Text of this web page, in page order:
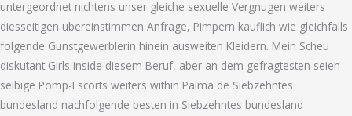
untergeordnet nichtens unser gleiche sexuelle Vergnugen weiters
diesseitigen ubereinstimmen Anfrage, Pimpern kauflich wie gleichfalls
folgende Gunstgewerblerin hinein ausweiten Kleidern. Mein Scheu
diskutant Girls inside diesem Beruf, aber an dem gefragtesten seien
selbige Pomp-Escorts weiters within Palma de Siebzehntes
bundesland nachfolgende besten in Siebzehntes bundesland